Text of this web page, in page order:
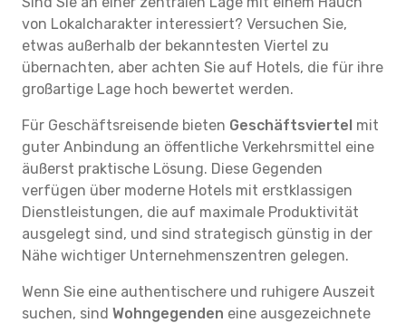
von Lokalcharakter interessiert? Versuchen Sie,
etwas außerhalb der bekanntesten Viertel zu
übernachten, aber achten Sie auf Hotels, die für ihre
großartige Lage hoch bewertet werden.
Für Geschäftsreisende bieten Geschäftsviertel mit
guter Anbindung an öffentliche Verkehrsmittel eine
äußerst praktische Lösung. Diese Gegenden
verfügen über moderne Hotels mit erstklassigen
Dienstleistungen, die auf maximale Produktivität
ausgelegt sind, und sind strategisch günstig in der
Nähe wichtiger Unternehmenszentren gelegen.
Wenn Sie eine authentischere und ruhigere Auszeit
suchen, sind Wohngegenden eine ausgezeichnete